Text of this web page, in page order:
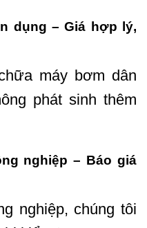
dụng – Giá hợp lý,
máy bơm dân
phát sinh thêm
nghiệp – Báo giá
nghiệp, chúng tôi